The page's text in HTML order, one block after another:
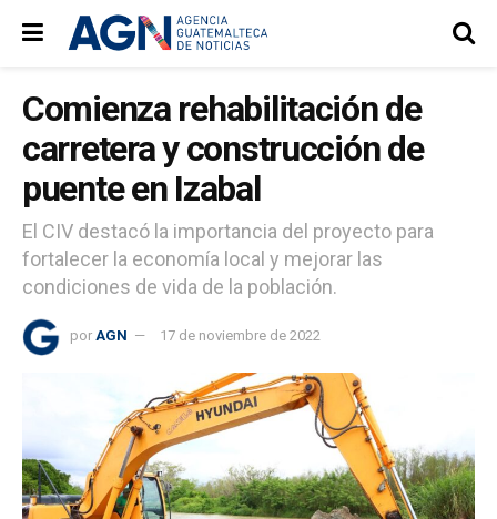
Comienza rehabilitación de
carretera y construcción de
puente en Izabal
El CIV destacó la importancia del proyecto para
fortalecer la economía local y mejorar las
condiciones de vida de la población.
por AGN 17 de noviembre de 2022